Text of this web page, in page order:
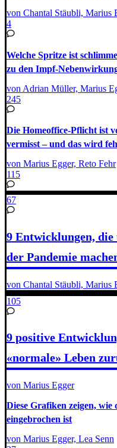
von Chantal Stäubli, Marius
4
Welche Spritze ist
zu den Impf-
von Adrian Müller, Marius
245
Die Homeoffice-Pflicht ist
vermisst – und das wird
von Marius Egger, Reto Fehr
115
67
9 Entwicklungen,
der Pandemie
von Chantal Stäubli, Marius
105
9 positive
«normale» Leben
von Marius Egger
Diese Grafiken zeigen,
eingebrochen ist
von Marius Egger, Lea Senn